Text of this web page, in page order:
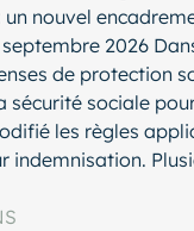
nouvel
2026
de protection
sécurité sociale
les règles
indemnisation.